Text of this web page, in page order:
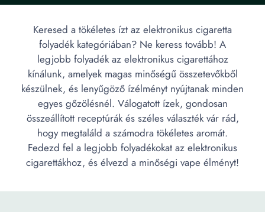
Keresed a tökéletes ízt az elektronikus cigaretta
folyadék kategóriában? Ne keress tovább! A
legjobb folyadék az elektronikus cigarettához
kínálunk, amelyek magas minőségű összetevőkből
készülnek, és lenyűgöző ízélményt nyújtanak minden
egyes gőzölésnél. Válogatott ízek, gondosan
összeállított receptúrák és széles választék vár rád,
hogy megtaláld a számodra tökéletes aromát.
Fedezd fel a legjobb folyadékokat az elektronikus
cigarettákhoz, és élvezd a minőségi vape élményt!